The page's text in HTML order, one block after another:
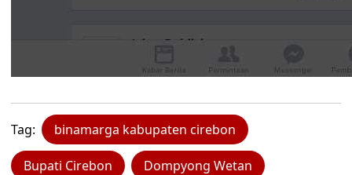
Tag: binamarga kabupaten cirebon
Bupati Cirebon Dompyong Wetan